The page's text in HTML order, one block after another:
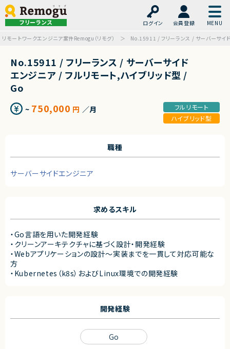
フリーランス ログイン
会員登録
リモートワークエンジニア案件Remogu（リモグ）
No.15911 / フリーランス / サーバーサイ
No.15911 / フリーランス / サーバーサイド
エンジニア / フルリモート,ハイブリッド型 /
Go
~ 750,000 円 ／月
フルリモート
ハイブリッド型
職種
サーバーサイドエンジニア
求めるスキル
・Go言語を用いた開発経験
・クリーンアーキテクチャに基づく設計・開発経験
・Webアプリケーションの設計〜実装までを一貫して対応可能な
方
・Kubernetes（k8s）およびLinux環境での開発経験
開発経験
Go